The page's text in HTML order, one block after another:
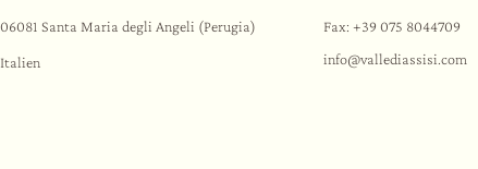
06081 Santa Maria degli Angeli (Perugia)
Italien
Fax: +39 075 8044709
info@vallediassisi. com